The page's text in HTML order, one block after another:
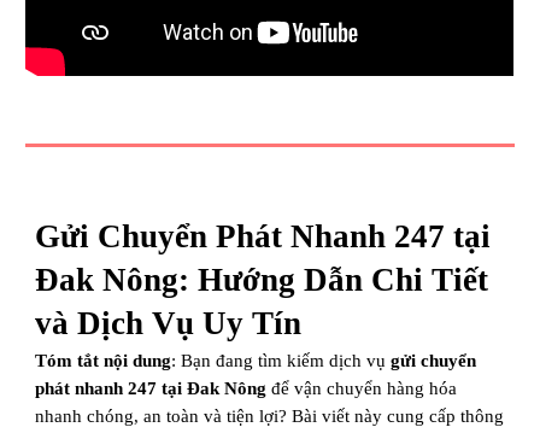
Gửi Chuyển Phát Nhanh 247 tại
Đak Nông: Hướng Dẫn Chi Tiết
và Dịch Vụ Uy Tín
Tóm tắt nội dung: Bạn đang tìm kiếm dịch vụgửi chuyển
phát nhanh 247 tại Đak Nông để vận chuyển hàng hóa
nhanh chóng, an toàn và tiện lợi? Bài viết này cung cấp thông